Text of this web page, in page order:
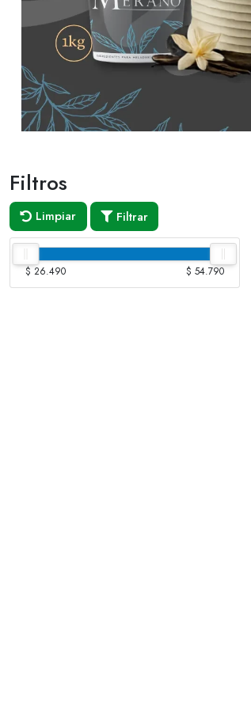
Filtros
Limpiar Filtrar
$ 26.490 $ 54.790